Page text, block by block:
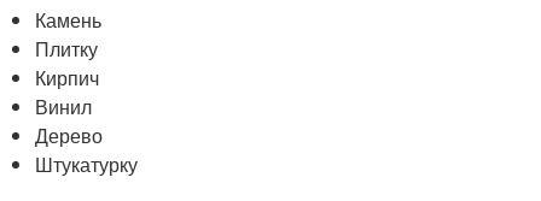
Камень
Плитку
Кирпич
Винил
Дерево
Штукатурку